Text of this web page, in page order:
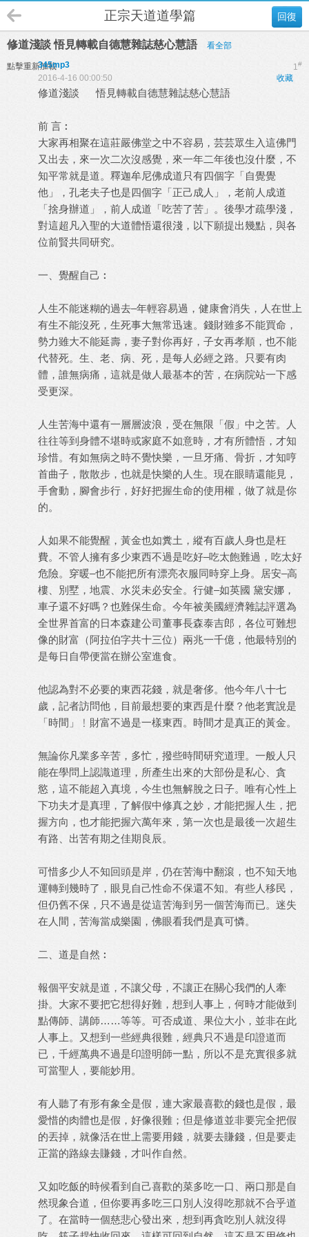
回復
正宗天道道學篇
修道淺談 悟見轉載自德慧雜誌慈心慧語 看全部
點擊重新加載 1#
345mp3
收藏
2016-4-16 00:00:50
修道淺談 悟見轉載自德慧雜誌慈心慧語
前 言︰
大家再相聚在這莊嚴佛堂之中不容易，芸芸眾生入這佛門
又出去，來一次二次沒感覺，來一年二年後也沒什麼，不
知平常就是道。釋迦牟尼佛成道只有四個字「自覺覺
他」，孔老夫子也是四個字「正己成人」，老前人成道
「捨身辦道」，前人成道「吃苦了苦」。後學才疏學淺，
對這超凡入聖的大道體悟還很淺，以下願提出幾點，與各
位前賢共同研究。
一、覺醒自己︰
人生不能迷糊的過去–年輕容易過，健康會消失，人在世上
有生不能沒死，生死事大無常迅速。錢財雖多不能買命，
勢力雖大不能延壽，妻子對你再好，子女再孝順，也不能
代替死。生、老、病、死，是每人必經之路。只要有肉
體，誰無病痛，這就是做人最基本的苦，在病院站一下感
受更深。
人生苦海中還有一層層波浪，受在無限「假」中之苦。人
往往等到身體不堪時或家庭不如意時，才有所體悟，才知
珍惜。有如無病之時不覺快樂，一旦牙痛、骨折，才知哼
首曲子，散散步，也就是快樂的人生。現在眼睛還能見，
手會動，腳會步行，好好把握生命的使用權，做了就是你
的。
人如果不能覺醒，黃金也如糞土，縱有百歲人身也是枉
費。不管人擁有多少東西不過是吃好–吃太飽難過，吃太好
危險。穿暖–也不能把所有漂亮衣服同時穿上身。居安–高
樓、別墅，地震、水災未必安全。行健–如英國 黛安娜，
車子還不好嗎？也難保生命。今年被美國經濟雜誌評選為
全世界首富的日本森建公司董事長森泰吉郎，各位可難想
像的財富（阿拉伯字共十三位）兩兆一千億，他最特別的
是每日自帶便當在辦公室進食。
他認為對不必要的東西花錢，就是奢侈。他今年八十七
歲，記者訪問他，目前最想要的東西是什麼？他老實說是
「時間」﹗財富不過是一樣東西。時間才是真正的黃金。
無論你凡業多辛苦，多忙，撥些時間研究道理。一般人只
能在學問上認識道理，所產生出來的大部份是私心、貪
慾，這不能超入真境，今生也無解脫之日子。唯有心性上
下功夫才是真理，了解假中修真之妙，才能把握人生，把
握方向，也才能把握六萬年來，第一次也是最後一次超生
有路、出苦有期之佳期良辰。
可惜多少人不知回頭是岸，仍在苦海中翻滾，也不知天地
運轉到幾時了，眼見自己性命不保還不知。有些人移民，
但仍舊不保，只不過是從這苦海到另一個苦海而已。迷失
在人間，苦海當成樂園，佛眼看我們是真可憐。
二、道是自然︰
報個平安就是道，不讓父母，不讓正在關心我們的人牽
掛。大家不要把它想得好難，想到人事上，何時才能做到
點傳師、講師……等等。可否成道、果位大小，並非在此
人事上。又想到一些經典很難，經典只不過是印證道而
已，千經萬典不過是印證明師一點，所以不是充實很多就
可當聖人，要能妙用。
有人聽了有形有象全是假，連大家最喜歡的錢也是假，最
愛惜的肉體也是假，好像很難；但是修道並非要完全把假
的丟掉，就像活在世上需要用錢，就要去賺錢，但是要走
正當的路線去賺錢，才叫作自然。
又如吃飯的時候看到自己喜歡的菜多吃一口、兩口那是自
然現象合道，但你要再多吃三口別人沒得吃那就不合乎道
了。在當時一個慈悲心發出來，想到再貪吃別人就沒得